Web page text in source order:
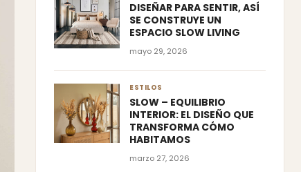
DISEÑAR PARA SENTIR, ASÍ
SE CONSTRUYE UN
ESPACIO SLOW LIVING
mayo 29, 2026
ESTILOS
SLOW – EQUILIBRIO
INTERIOR: EL DISEÑO QUE
TRANSFORMA CÓMO
HABITAMOS
marzo 27, 2026